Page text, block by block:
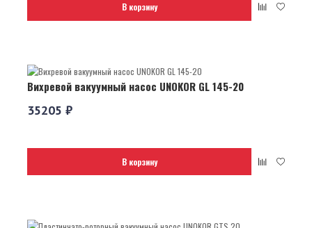
В корзину
Вихревой вакуумный насос UNOKOR GL 145-20
35205 ₽
В корзину